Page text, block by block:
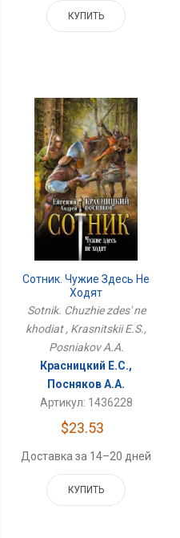
КУПИТЬ
Сотник. Чужие Здесь Не
Ходят
Sotnik. Chuzhie zdes' ne
khodiat , Krasnitskii E.S.,
Posniakov A.A.
Красницкий Е.С.,
Посняков А.А.
Артикул: 1436228
$23.53
Доставка за 14–20 дней
КУПИТЬ